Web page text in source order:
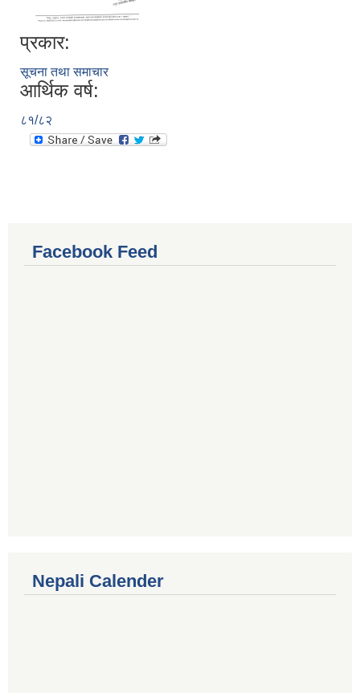
प्रकार:
सूचना तथा समाचार
आर्थिक वर्ष:
८१/८२
Facebook Feed
Nepali Calender